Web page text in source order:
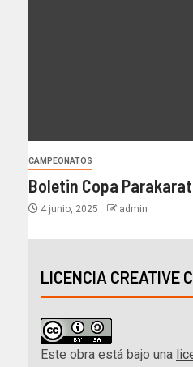
CAMPEONATOS
Boletin Copa
4 junio, 2025 admin
LICENCIA CREATIVE
Este obra está bajo una